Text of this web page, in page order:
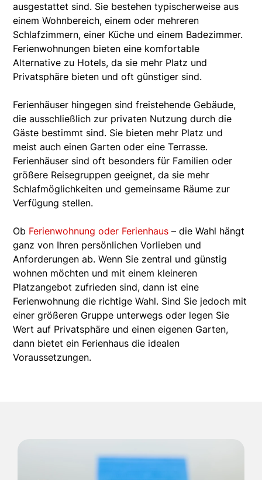
ausgestattet sind. Sie bestehen typischerweise aus
einem Wohnbereich, einem oder mehreren
Schlafzimmern, einer Küche und einem Badezimmer.
Ferienwohnungen bieten eine komfortable
Alternative zu Hotels, da sie mehr Platz und
Privatsphäre bieten und oft günstiger sind.
Ferienhäuser hingegen sind freistehende Gebäude,
die ausschließlich zur privaten Nutzung durch die
Gäste bestimmt sind. Sie bieten mehr Platz und
meist auch einen Garten oder eine Terrasse.
Ferienhäuser sind oft besonders für Familien oder
größere Reisegruppen geeignet, da sie mehr
Schlafmöglichkeiten und gemeinsame Räume zur
Verfügung stellen.
Ob Ferienwohnung oder Ferienhaus – die Wahl hängt
ganz von Ihren persönlichen Vorlieben und
Anforderungen ab. Wenn Sie zentral und günstig
wohnen möchten und mit einem kleineren
Platzangebot zufrieden sind, dann ist eine
Ferienwohnung die richtige Wahl. Sind Sie jedoch mit
einer größeren Gruppe unterwegs oder legen Sie
Wert auf Privatsphäre und einen eigenen Garten,
dann bietet ein Ferienhaus die idealen
Voraussetzungen.